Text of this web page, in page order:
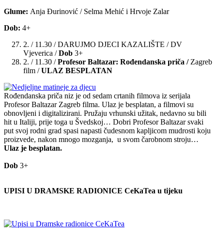
Glume: Anja Đurinović / Selma Mehić i Hrvoje Zalar
Dob: 4+
2. / 11.30 / DARUJMO DJECI KAZALIŠTE / DV
Vjeverica /Dob 3+
2. / 11.30 /Profesor Baltazar: Rođendanska priča / Zagreb
film /ULAZ BESPLATAN
Rođendanska priča niz je od sedam crtanih filmova iz serijala
Profesor Baltazar Zagreb filma. Ulaz je besplatan, a filmovi su
obnovljeni i digitalizirani. Pružaju vrhunski užitak, nedavno su bili
hit u Italiji, prije toga u Švedskoj… Dobri Profesor Baltazar svaki
put svoj rodni grad spasi napasti čudesnom kapljicom mudrosti koju
proizvede, nakon mnogo mozganja, u svom čarobnom stroju…
Ulaz je besplatan.
Dob 3+
UPISI U DRAMSKE RADIONICE CeKaTea u tijeku